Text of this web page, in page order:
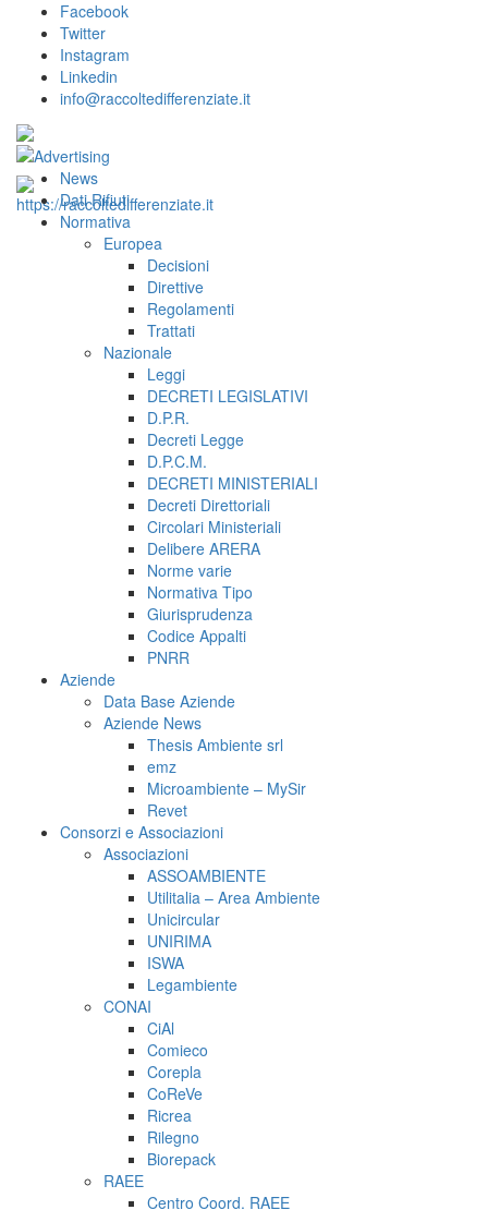
Facebook
Twitter
Instagram
Linkedin
info@raccoltedifferenziate.it
News
Dati Rifiuti
Normativa
Europea
Decisioni
Direttive
Regolamenti
Trattati
Nazionale
Leggi
DECRETI LEGISLATIVI
D.P.R.
Decreti Legge
D.P.C.M.
DECRETI MINISTERIALI
Decreti Direttoriali
Circolari Ministeriali
Delibere ARERA
Norme varie
Normativa Tipo
Giurisprudenza
Codice Appalti
PNRR
Aziende
Data Base Aziende
Aziende News
Thesis Ambiente srl
emz
Microambiente – MySir
Revet
Consorzi e Associazioni
Associazioni
ASSOAMBIENTE
Utilitalia – Area Ambiente
Unicircular
UNIRIMA
ISWA
Legambiente
CONAI
CiAl
Comieco
Corepla
CoReVe
Ricrea
Rilegno
Biorepack
RAEE
Centro Coord. RAEE